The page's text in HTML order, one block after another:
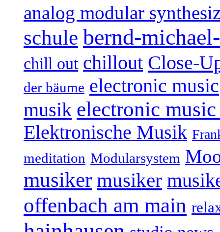
analog modular
schule bernd-
chill out chillout Close-
der bäume electronic music
musik electronic
Elektronische Musik
meditation Modularsystem
musiker musiker
offenbach am main